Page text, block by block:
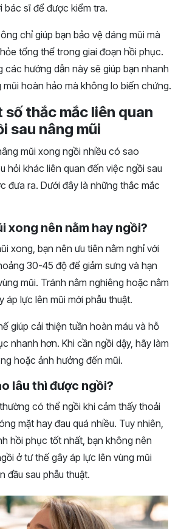
bác sĩ để được kiểm tra.
chỉ giúp bạn bảo vệ dáng mũi mà
tổng thể trong giai đoạn hồi phục.
các hướng dẫn này sẽ giúp bạn nhanh
hoàn hảo mà không lo biến chứng.
số thắc mắc liên quan
sau nâng mũi
mũi xong ngồi nhiều có sao
hỏi khác liên quan đến việc ngồi sau
đưa ra. Dưới đây là những thắc mắc
xong nên nằm hay ngồi?
xong, bạn nên ưu tiên nằm nghỉ với
30-45 độ để giảm sưng và hạn
mũi. Tránh nằm nghiêng hoặc nằm
áp lực lên mũi mới phẫu thuật.
giúp cải thiện tuần hoàn máu và hỗ
nhanh hơn. Khi cần ngồi dậy, hãy làm
hoặc ảnh hưởng đến mũi.
lâu thì được ngồi?
có thể ngồi khi cảm thấy thoải
mặt hay đau quá nhiều. Tuy nhiên,
hồi phục tốt nhất, bạn không nên
ở tư thế gây áp lực lên vùng mũi
đầu sau phẫu thuật.